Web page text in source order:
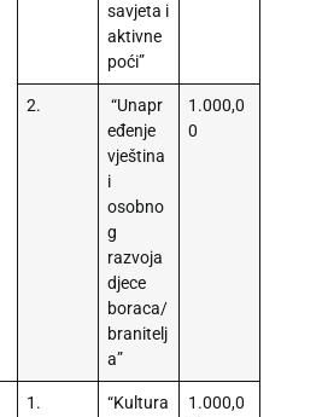
savjeta i
aktivne
poći”
2.
“Unapr
eđenje
vještina
i
osobno
g
razvoja
djece
boraca/
branitelj
a”
1.000,0
0
1.
“Kultura
1.000,0